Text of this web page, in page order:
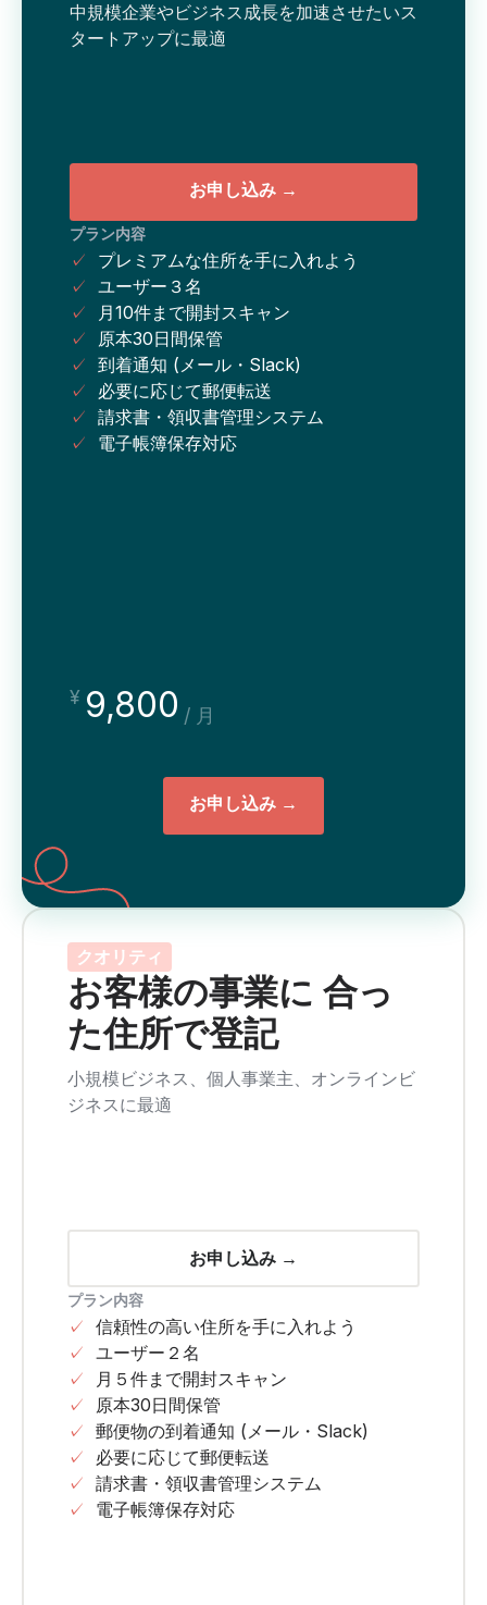
中規模企業やビジネス成長を加速させたいス
タートアップに最適
お申し込み →
プラン内容
✓
プレミアムな住所を手に入れよう
✓ ユーザー３名
✓
月10件まで開封スキャン
✓
原本30日間保管
✓ 到着通知 (メール・Slack)
✓
必要に応じて郵便転送
✓ 請求書・領収書管理システム
✓
電子帳簿保存対応
¥ 9,800 / 月
お申し込み →
クオリティ
お客様の事業に 合っ
た住所で登記
小規模ビジネス、個人事業主、オンラインビ
ジネスに最適
お申し込み →
プラン内容
✓ 信頼性の高い住所を手に入れよう
✓ ユーザー２名
✓
月５件まで開封スキャン
✓
原本30日間保管
✓ 郵便物の到着通知 (メール・Slack)
✓
必要に応じて郵便転送
✓ 請求書・領収書管理システム
✓
電子帳簿保存対応